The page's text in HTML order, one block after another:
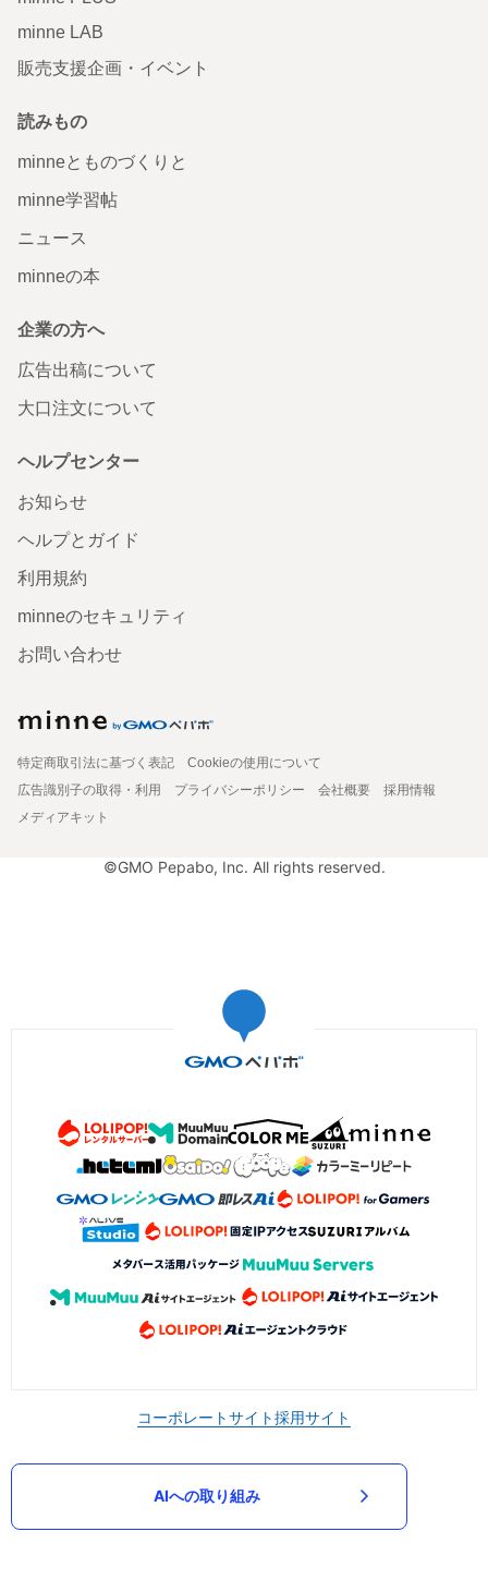
minne LAB
販売支援企画・イベント
読みもの
minneとものづくりと
minne学習帖
ニュース
minneの本
企業の方へ
広告出稿について
大口注文について
ヘルプセンター
お知らせ
ヘルプとガイド
利用規約
minneのセキュリティ
お問い合わせ
特定商取引法に基づく表記
Cookieの使用について
広告識別子の取得・利用
プライバシーポリシー 会社概要
採用情報
メディアキット
©GMO Pepabo, Inc. All rights reserved.
コーポレートサイト採用サイト
AIへの取り組み